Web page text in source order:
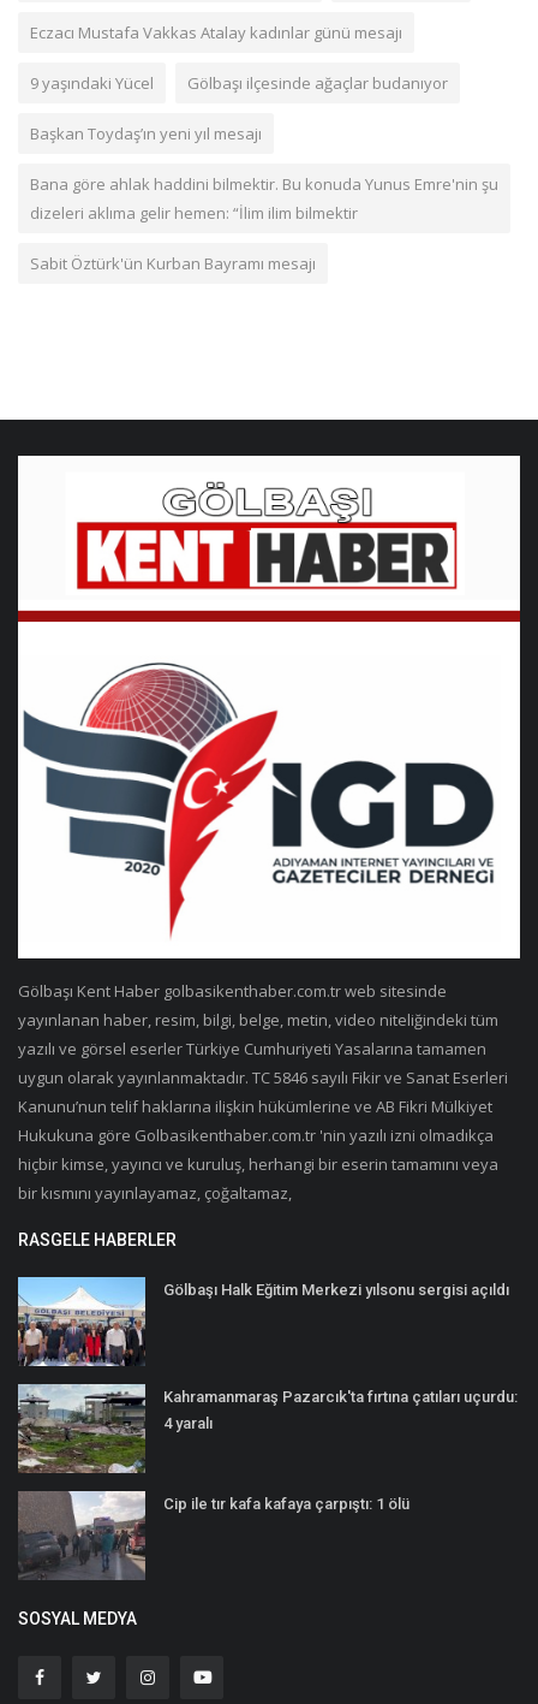
Eczacı Mustafa Vakkas Atalay kadınlar günü mesajı
9 yaşındaki Yücel Gölbaşı ilçesinde ağaçlar budanıyor
Başkan Toydaş’ın yeni yıl mesajı
Bana göre ahlak haddini bilmektir. Bu konuda Yunus Emre'nin şu
dizeleri aklıma gelir hemen: “İlim ilim bilmektir
Sabit Öztürk'ün Kurban Bayramı mesajı
Gölbaşı Kent Haber golbasikenthaber.com.tr web sitesinde
yayınlanan haber, resim, bilgi, belge, metin, video niteliğindeki tüm
yazılı ve görsel eserler Türkiye Cumhuriyeti Yasalarına tamamen
uygun olarak yayınlanmaktadır. TC 5846 sayılı Fikir ve Sanat Eserleri
Kanunu’nun telif haklarına ilişkin hükümlerine ve AB Fikri Mülkiyet
Hukukuna göre Golbasikenthaber.com.tr 'nin yazılı izni olmadıkça
hiçbir kimse, yayıncı ve kuruluş, herhangi bir eserin tamamını veya
bir kısmını yayınlayamaz, çoğaltamaz,
RASGELE HABERLER
Gölbaşı Halk Eğitim Merkezi yılsonu sergisi açıldı
Kahramanmaraş Pazarcık'ta fırtına çatıları uçurdu:
4 yaralı
Cip ile tır kafa kafaya çarpıştı: 1 ölü
SOSYAL MEDYA